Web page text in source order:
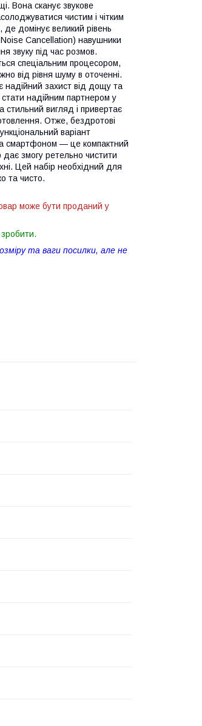
Вона сканує звукове
чистим і чітким
домінує великий рівень
Noise Cancellation) навушники
звуку під час розмов.
спеціальним процесором,
від рівня шуму в оточенні.
надійний захист від дощу та
надійним партнером у
вигляд і привертає
Отже, бездротові
варіант
смартфоном — це компактний
дає змогу ретельно чистити
Цей набір необхідний для
та чисто.
може бути проданий у
та ваги посилки, але не